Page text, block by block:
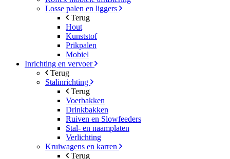
Losse palen en liggers
Terug
Hout
Kunststof
Prikpalen
Mobiel
Inrichting en vervoer
Terug
Stalinrichting
Terug
Voerbakken
Drinkbakken
Ruiven en Slowfeeders
Stal- en naamplaten
Verlichting
Kruiwagens en karren
Terug